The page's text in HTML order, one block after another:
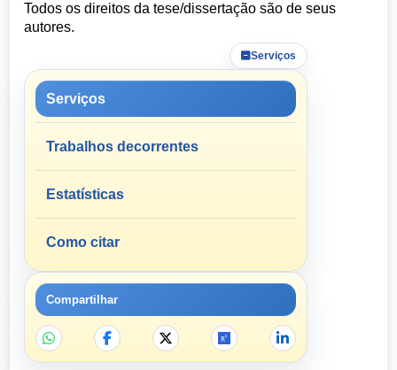
Todos os direitos da tese/dissertação são de seus
autores.
Serviços
Serviços
Trabalhos decorrentes
Estatísticas
Como citar
Compartilhar